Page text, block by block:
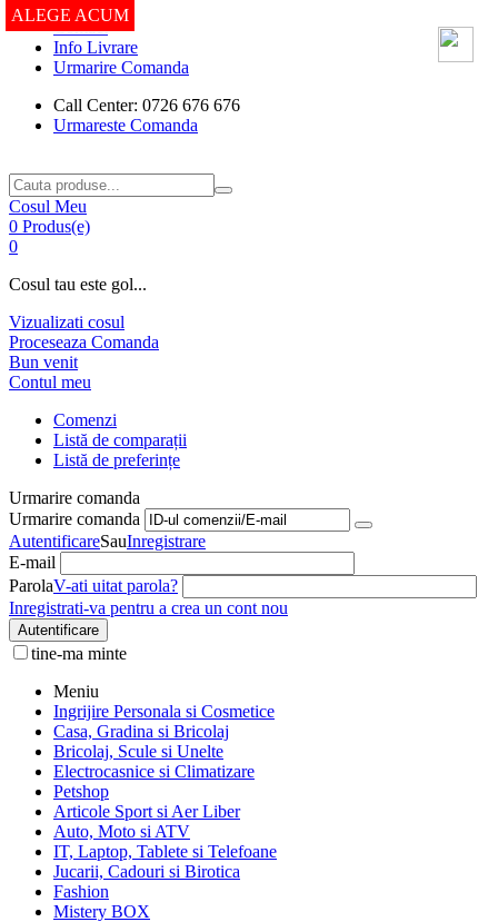
Contact
Info Livrare
Urmarire Comanda
Call Center: 0726 676 676
Urmareste Comanda
Cosul Meu
0 Produs(e)
0
Cosul tau este gol...
Vizualizati cosul
Proceseaza Comanda
Bun venit
Contul meu
Comenzi
Listă de comparații
Listă de preferințe
Urmarire comanda
Urmarire comanda
AutentificareSauInregistrare
E-mail
ParolaV-ati uitat parola?
Inregistrati-va pentru a crea un cont nou
Autentificare
tine-ma minte
Meniu
Ingrijire Personala si Cosmetice
Casa, Gradina si Bricolaj
Bricolaj, Scule si Unelte
Electrocasnice si Climatizare
Petshop
Articole Sport si Aer Liber
Auto, Moto si ATV
IT, Laptop, Tablete si Telefoane
Jucarii, Cadouri si Birotica
Fashion
Mistery BOX
ALEGE ACUM
ALEGE ACUM